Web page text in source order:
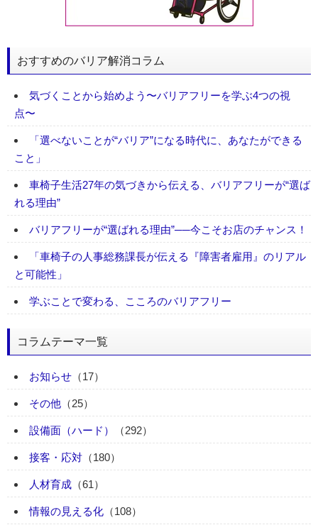
おすすめのバリア解消コラム
気づくことから始めよう〜バリアフリーを学ぶ4つの視
点〜
「選べないことが“バリア”になる時代に、あなたができる
こと」
車椅子生活27年の気づきから伝える、バリアフリーが“選ば
れる理由”
バリアフリーが“選ばれる理由”──今こそお店のチャンス！
「車椅子の人事総務課長が伝える『障害者雇用』のリアル
と可能性」
学ぶことで変わる、こころのバリアフリー
コラムテーマ一覧
お知らせ （17）
その他 （25）
設備面（ハード） （292）
接客・応対 （180）
人材育成 （61）
情報の見える化 （108）